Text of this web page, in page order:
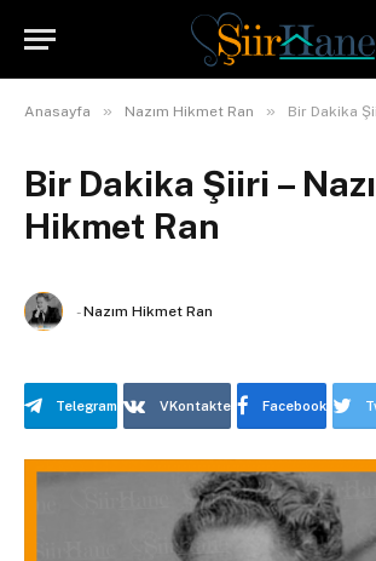
Anasayfa » Nazım Hikmet Ran » Bir Dakika
Bir Dakika Şiiri –
Hikmet Ran
-Nazım Hikmet Ran
Telegram VKontakte Facebook